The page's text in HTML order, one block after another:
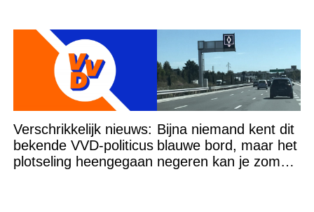
Verschrikkelijk nieuws:
bekende VVD-politicus
plotseling heengegaan
Bijna niemand kent dit
blauwe bord, maar het
negeren kan je zomaar